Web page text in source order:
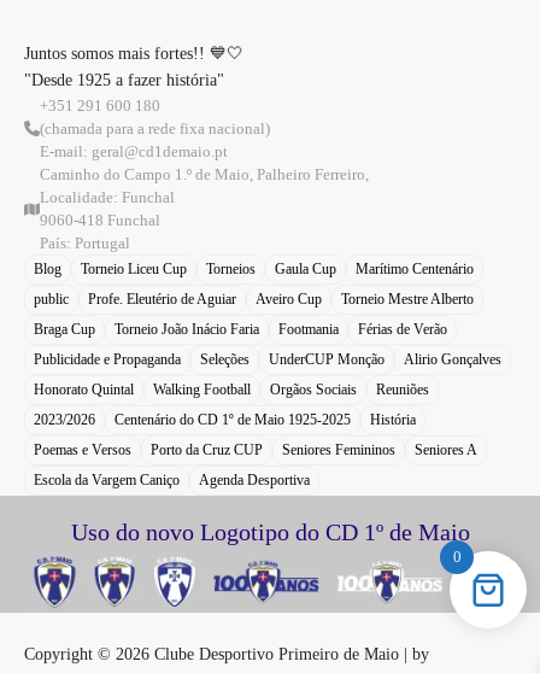
Juntos somos mais fortes!! 💙🤍
"Desde 1925 a fazer história"
+351 291 600 180
(chamada para a rede fixa nacional)
E-mail: geral@cd1demaio.pt
Caminho do Campo 1.º de Maio, Palheiro Ferreiro,
Localidade: Funchal
9060-418 Funchal
País: Portugal
Blog Torneio Liceu Cup Torneios Gaula Cup
Marítimo Centenário
public
Profe. Eleutério de Aguiar Aveiro Cup
Torneio Mestre Alberto
Braga Cup
Torneio João Inácio Faria Footmania
Férias de Verão
Publicidade e Propaganda
Seleções UnderCUP Monção
Alirio Gonçalves
Honorato Quintal
Walking Football Orgãos Sociais
Reuniões
2023/2026
Centenário do CD 1º de Maio 1925-2025
História
Poemas e Versos
Porto da Cruz CUP Seniores Femininos
Seniores A
Escola da Vargem Caniço
Agenda Desportiva
Uso do novo Logotipo do CD 1º de Maio
Copyright © 2026 Clube Desportivo Primeiro de Maio | by
0